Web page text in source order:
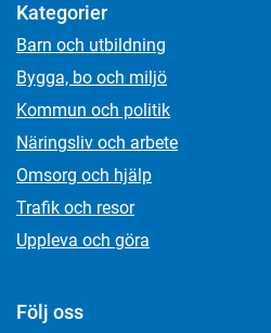
Kategorier
Barn och utbildning
Bygga, bo och miljö
Kommun och politik
Näringsliv och arbete
Omsorg och hjälp
Trafik och resor
Uppleva och göra
Följ oss